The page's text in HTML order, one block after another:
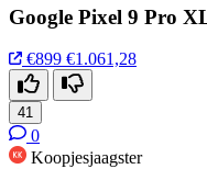
Google Pixel 9 Pro
€899 €1.061,28
41
0
Koopjesjaagster